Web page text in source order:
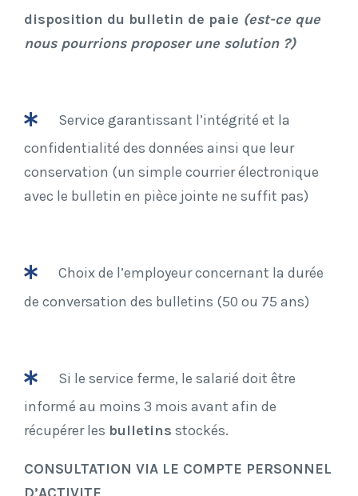
disposition du bulletin de paie (est-ce que
nous pourrions proposer une solution ?)
Service garantissant l’intégrité et la
confidentialité des données ainsi que leur
conservation (un simple courrier électronique
avec le bulletin en pièce jointe ne suffit pas)
Choix de l’employeur concernant la durée
de conversation des bulletins (50 ou 75 ans)
Si le service ferme, le salarié doit être
informé au moins 3 mois avant afin de
récupérer les bulletins stockés.
CONSULTATION VIA LE COMPTE PERSONNEL